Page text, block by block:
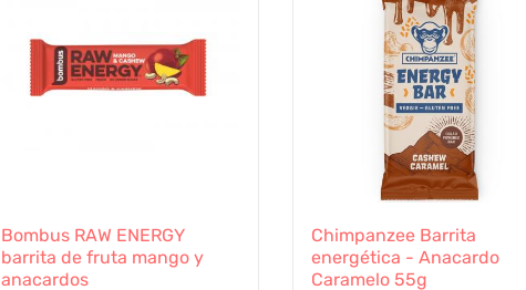
Bombus RAW ENERGY
barrita de fruta mango y
anacardos
Chimpanzee Barrita
energética - Anacardo
Caramelo 55g